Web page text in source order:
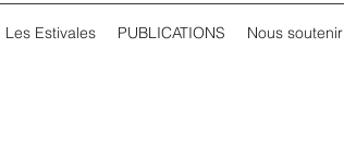
Les Estivales PUBLICATIONS Nous soutenir